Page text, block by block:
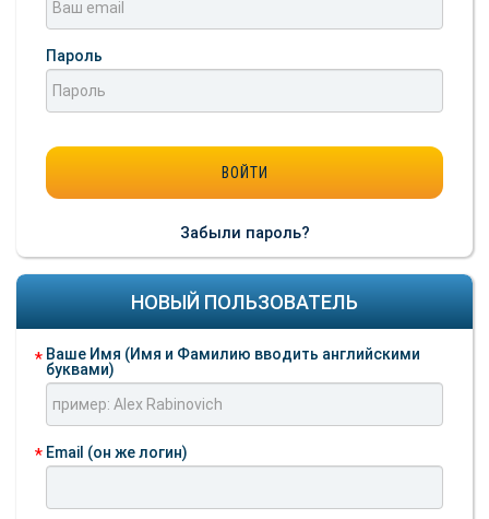
Пароль
Забыли пароль?
НОВЫЙ ПОЛЬЗОВАТЕЛЬ
Ваше Имя (Имя и Фамилию вводить английскими
буквами)
Email (он же логин)